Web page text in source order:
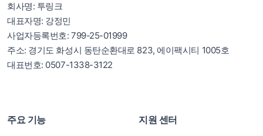
회사명: 투링크
대표자명: 강정민
사업자등록번호: 799-25-01999
주소: 경기도 화성시 동탄순환대로 823, 에이팩시티 1005호
대표번호: 0507-1338-3122
주요 기능 지원 센터